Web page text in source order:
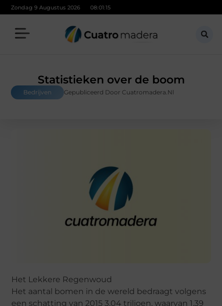
Zondag 9 Augustus 2026 08:01:17
Statistieken over de boom
Bedrijven Gepubliceerd Door Cuatromadera.nl
Het Lekkere Regenwoud
Het aantal bomen in de wereld bedraagt volgens
een schatting van 2015 3,04 triljoen, waarvan 1,39